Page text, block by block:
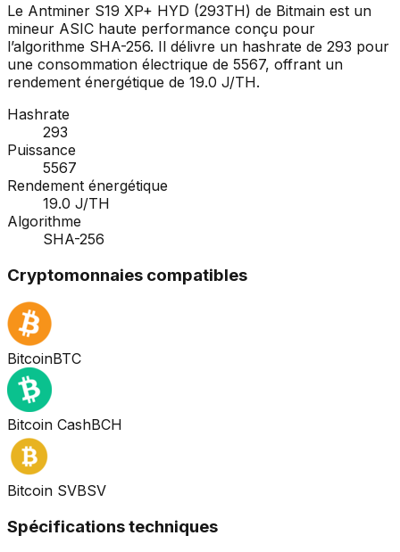
Le Antminer S19 XP+ HYD (293TH) de Bitmain est un
mineur ASIC haute performance conçu pour
l’algorithme SHA-256. Il délivre un hashrate de 293 pour
une consommation électrique de 5567, offrant un
rendement énergétique de 19.0 J/TH.
Hashrate
293
Puissance
5567
Rendement énergétique
19.0 J/TH
Algorithme
SHA-256
Cryptomonnaies compatibles
BitcoinBTC
Bitcoin CashBCH
Bitcoin SVBSV
Spécifications techniques